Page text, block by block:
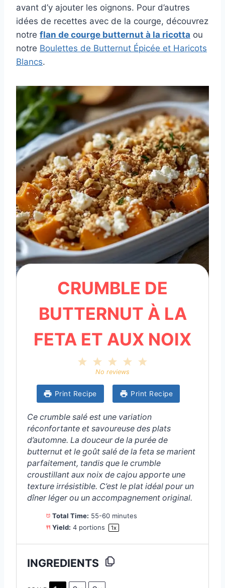
avant d’y ajouter les oignons. Pour d’autres
idées de recettes avec de la courge, découvrez
notre flan de courge butternut à la ricotta ou
notre Boulettes de Butternut Épicée et Haricots
Blancs.
CRUMBLE DE
BUTTERNUT À LA
FETA ET AUX NOIX
a
r
s
4
a
r
s
3
S
a
r
s
2
S
a
a
r
No reviews
Print Recipe Print Recipe
Ce crumble salé est une variation
réconfortante et savoureuse des plats
d’automne. La douceur de la purée de
butternut et le goût salé de la feta se marient
parfaitement, tandis que le crumble
croustillant aux noix de cajou apporte une
texture irrésistible. C’est le plat idéal pour un
dîner léger ou un accompagnement original.
Total Time: 55-60 minutes
Yield: 4portions 1x
INGREDIENTS